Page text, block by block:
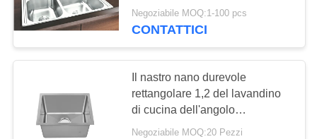
GIRO
FABBRICA
grembiule
Lavandino di cucina
superiore
dell'acciaio
46
supporto ciotola del doppio
Negoziabile MOQ:1-100 pcs
CONTATTICI
Il nastro nano durevole
rettangolare 1,2 del lavandino
di cucina dell'angolo
dell'acciaio inossidabile pensa
Negoziabile MOQ:20 Pezzi